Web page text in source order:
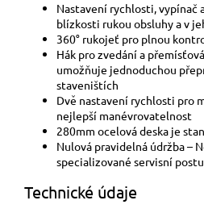
Nastavení rychlosti, vypínač
blízkosti rukou obsluhy a v
360° rukojeť pro plnou
Hák pro zvedání a
umožňuje jednoduchou
staveništích
Dvě nastavení rychlosti pro
nejlepší manévrovatelnost
280mm ocelová deska je
Nulová pravidelná údržba –
specializované servisní
Technické údaje